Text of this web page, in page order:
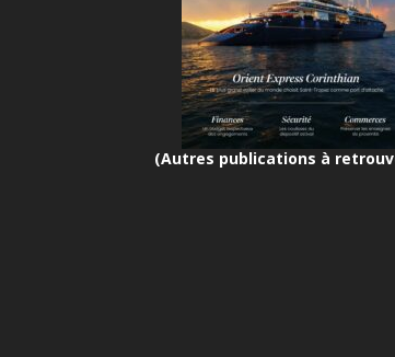
(Autres publications à